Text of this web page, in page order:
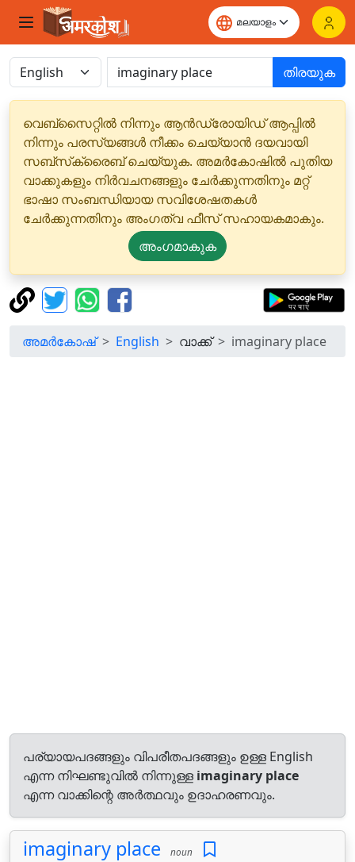
തിരയുക
വെബ്‌സൈറ്റിൽ നിന്നും ആൻഡ്രോയിഡ് ആപ്പിൽ
നിന്നും പരസ്യങ്ങൾ നീക്കം ചെയ്യാൻ ദയവായി
സബ്‌സ്‌ക്രൈബ് ചെയ്യുക. അമർകോഷിൽ പുതിയ
വാക്കുകളും നിർവചനങ്ങളും ചേർക്കുന്നതിനും മറ്റ്
ഭാഷാ സംബന്ധിയായ സവിശേഷതകൾ
ചേർക്കുന്നതിനും അംഗത്വ ഫീസ് സഹായകമാകും.
അംഗമാകുക
അമർകോഷ് English വാക്ക് imaginary place
പര്യായപദങ്ങളും വിപരീതപദങ്ങളും ഉള്ള English
എന്ന നിഘണ്ടുവിൽ നിന്നുള്ള imaginary place
എന്ന വാക്കിന്റെ അർത്ഥവും ഉദാഹരണവും.
imaginary place noun